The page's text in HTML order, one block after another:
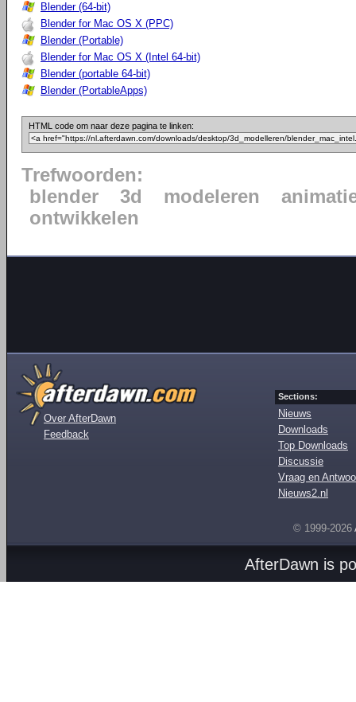
Blender (64-bit)
Blender for Mac OS X (PPC)
Blender (Portable)
Blender for Mac OS X (Intel 64-bit)
Blender (portable 64-bit)
Blender (PortableApps)
HTML code om naar deze pagina te linken:
Trefwoorden:
blender
3d modeleren
ontwikkelen
Over AfterDawn
Feedback
Sections:
Nieuws
Downloads
Top Downloads
Discussie
Vraag en
Nieuws2.nl
© 1999-2026
AfterDawn is